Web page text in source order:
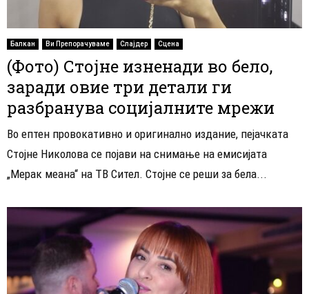
Балкан Ви Препорачуваме Слајдер Сцена
(Фото) Стојне изненади во бело,
заради овие три детали ги
разбранува социјалните мрежи
Во ептен провокативно и оригинално издание, пејачката
Стојне Николова се појави на снимање на емисијата
„Мерак меана“ на ТВ Сител. Стојне се реши за бела...